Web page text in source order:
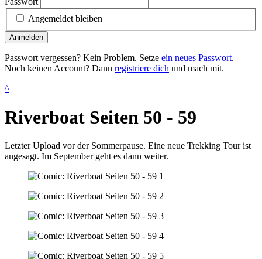
Angemeldet bleiben
Anmelden
Passwort vergessen? Kein Problem. Setze ein neues Passwort.
Noch keinen Account? Dann registriere dich und mach mit.
^
Riverboat Seiten 50 - 59
Letzter Upload vor der Sommerpause. Eine neue Trekking Tour ist
angesagt. Im September geht es dann weiter.